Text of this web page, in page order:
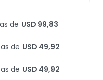
de USD 99,83
de USD 49,92
de USD 49,92